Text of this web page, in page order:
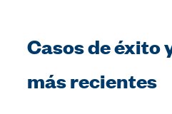
Casos de éxito
más recientes